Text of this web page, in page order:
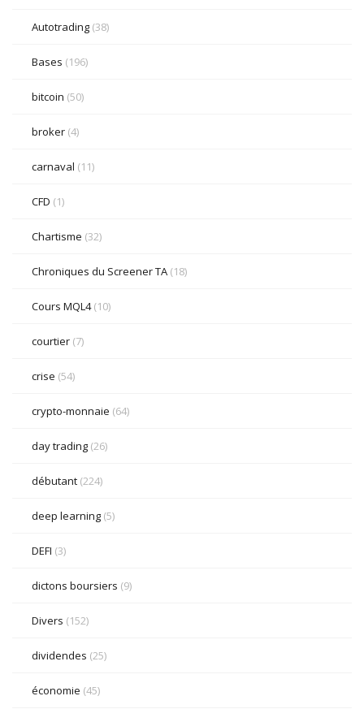
Autotrading (38)
Bases (196)
bitcoin (50)
broker (4)
carnaval (11)
CFD (1)
Chartisme (32)
Chroniques du Screener TA (18)
Cours MQL4(10)
courtier (7)
crise (54)
crypto-monnaie (64)
day trading (26)
débutant (224)
deep learning (5)
DEFI (3)
dictons boursiers (9)
Divers (152)
dividendes (25)
économie (45)